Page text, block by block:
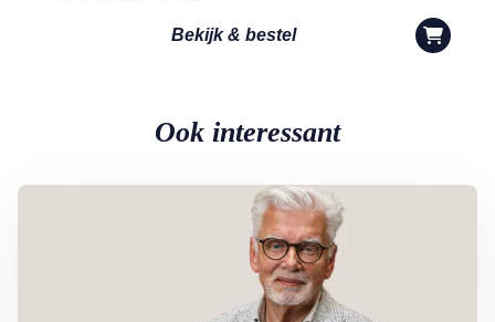
Bekijk & bestel
Ook interessant
Lees meer over Column Jan Slagter: Samen staan we sterk